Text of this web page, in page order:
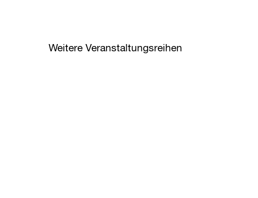
Weitere Veranstaltungsreihen